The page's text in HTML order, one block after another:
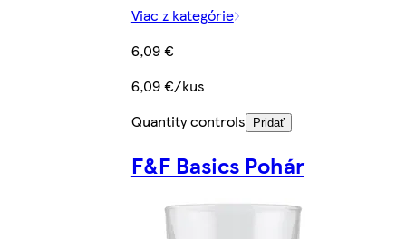
Viac z kategórie
6,09 €
6,09 €/kus
Quantity controls
Pridať
F&F Basics Pohár